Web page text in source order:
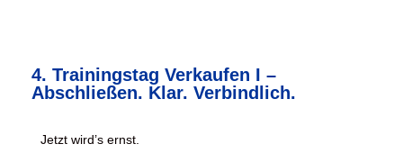
4. Trainingstag Verkaufen I –
Abschließen. Klar. Verbindlich.
Jetzt wird’s ernst.